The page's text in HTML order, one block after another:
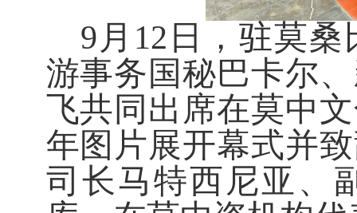
9 月 12 日，驻莫
游事务国秘巴卡尔
飞共同出席在莫中
年图片展开幕式并
司长马特西尼亚、